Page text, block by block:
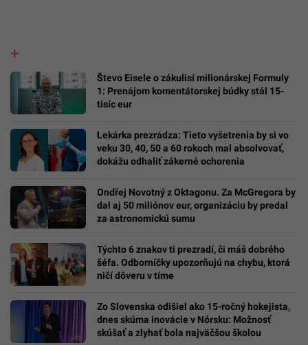
Števo Eisele o zákulisí milionárskej Formuly
1: Prenájom komentátorskej búdky stál 15-
tisíc eur
Lekárka prezrádza: Tieto vyšetrenia by si vo
veku 30, 40, 50 a 60 rokoch mal absolvovať,
dokážu odhaliť zákerné ochorenia
Ondřej Novotný z Oktagonu. Za McGregora by
dal aj 50 miliónov eur, organizáciu by predal
za astronomickú sumu
Týchto 6 znakov ti prezradí, či máš dobrého
šéfa. Odborníčky upozorňujú na chybu, ktorá
ničí dôveru v tíme
Zo Slovenska odišiel ako 15-ročný hokejista,
dnes skúma inovácie v Nórsku: Možnosť
skúšať a zlyhať bola najväčšou školou